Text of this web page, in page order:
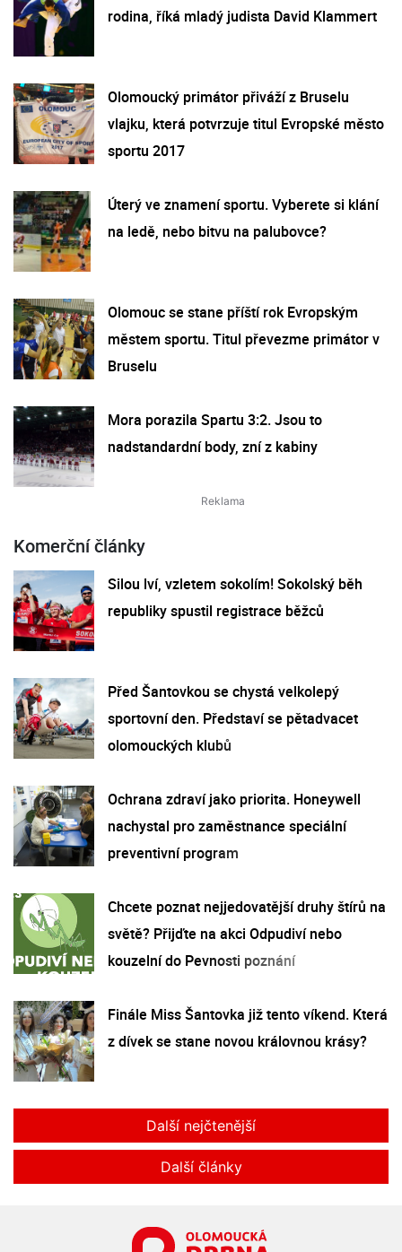
rodina, říká mladý judista David Klammert
Olomoucký primátor přiváží z Bruselu
vlajku, která potvrzuje titul Evropské město
sportu 2017
Úterý ve znamení sportu. Vyberete si klání
na ledě, nebo bitvu na palubovce?
Olomouc se stane příští rok Evropským
městem sportu. Titul převezme primátor v
Bruselu
Mora porazila Spartu 3:2. Jsou to
nadstandardní body, zní z kabiny
Komerční články
Silou lví, vzletem sokolím! Sokolský běh
republiky spustil registrace běžců
Před Šantovkou se chystá velkolepý
sportovní den. Představí se pětadvacet
olomouckých klubů
Ochrana zdraví jako priorita. Honeywell
nachystal pro zaměstnance speciální
preventivní program
Chcete poznat nejjedovatější druhy štírů na
světě? Přijďte na akci Odpudiví nebo
kouzelní do Pevnosti poznání
Finále Miss Šantovka již tento víkend. Která
z dívek se stane novou královnou krásy?
Další nejčtenější
Další články